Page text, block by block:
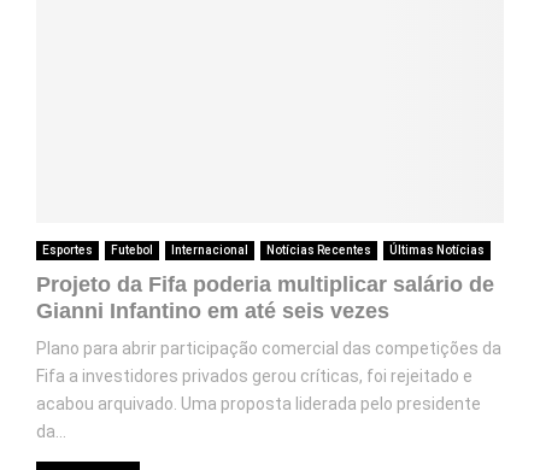
Esportes Futebol Internacional Notícias Recentes Últimas Notícias
Projeto da Fifa poderia multiplicar salário de
Gianni Infantino em até seis vezes
Plano para abrir participação comercial das competições da
Fifa a investidores privados gerou críticas, foi rejeitado e
acabou arquivado. Uma proposta liderada pelo presidente
da...